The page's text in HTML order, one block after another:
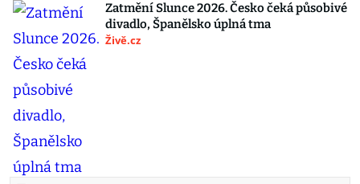
Zatmění Slunce 2026. Česko čeká působivé
divadlo, Španělsko úplná tma
Živě.cz